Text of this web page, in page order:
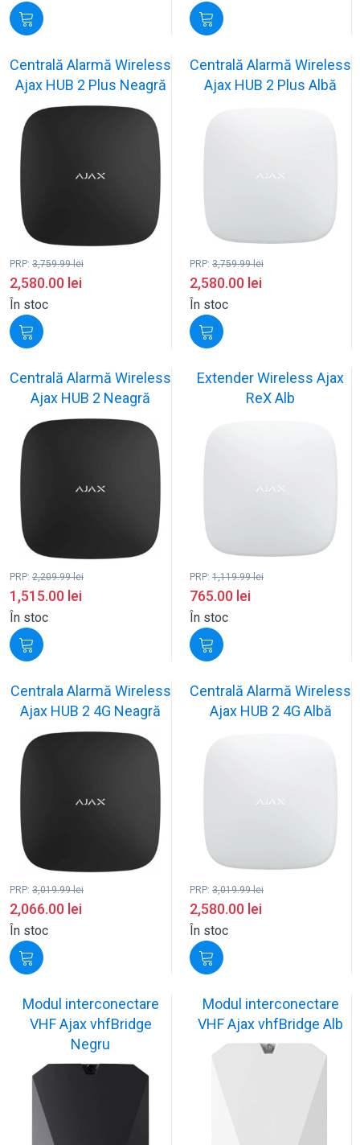
Centrală Alarmă Wireless
Ajax HUB 2 Plus Neagră
PRP: 3,759.99lei
2,580.00 lei
În stoc
Centrală Alarmă Wireless
Ajax HUB 2 Plus Albă
PRP: 3,759.99lei
2,580.00 lei
În stoc
Centrală Alarmă Wireless
Ajax HUB 2 Neagră
PRP: 2,209.99lei
1,515.00 lei
În stoc
Extender Wireless Ajax
ReX Alb
PRP: 1,119.99lei
765.00 lei
În stoc
Centrala Alarmă Wireless
Ajax HUB 2 4G Neagră
PRP: 3,019.99lei
2,066.00 lei
În stoc
Centrală Alarmă Wireless
Ajax HUB 2 4G Albă
PRP: 3,019.99lei
2,580.00 lei
În stoc
Modul interconectare
VHF Ajax vhfBridge
Negru
Modul interconectare
VHF Ajax vhfBridge Alb